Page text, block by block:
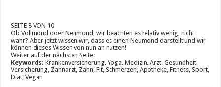
SEITE 8 VON 10
Ob Vollmond oder Neumond, wir beachten es relativ wenig, nicht
wahr? Aber jetzt wissen wir, dass es einen Neumond darstellt und wir
können dieses Wissen von nun an nutzen!
Weiter auf der nächsten Seite:
Keywords: Krankenversicherung, Yoga, Medizin, Arzt, Gesundheit,
Versicherung, Zahnarzt, Zahn, Fit, Schmerzen, Apotheke, Fitness, Sport,
Diät, Vegan